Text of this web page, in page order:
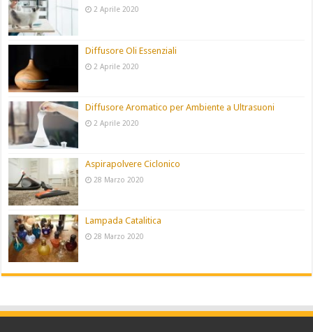
2 Aprile 2020
Diffusore Oli Essenziali
2 Aprile 2020
Diffusore Aromatico per Ambiente a Ultrasuoni
2 Aprile 2020
Aspirapolvere Ciclonico
28 Marzo 2020
Lampada Catalitica
28 Marzo 2020